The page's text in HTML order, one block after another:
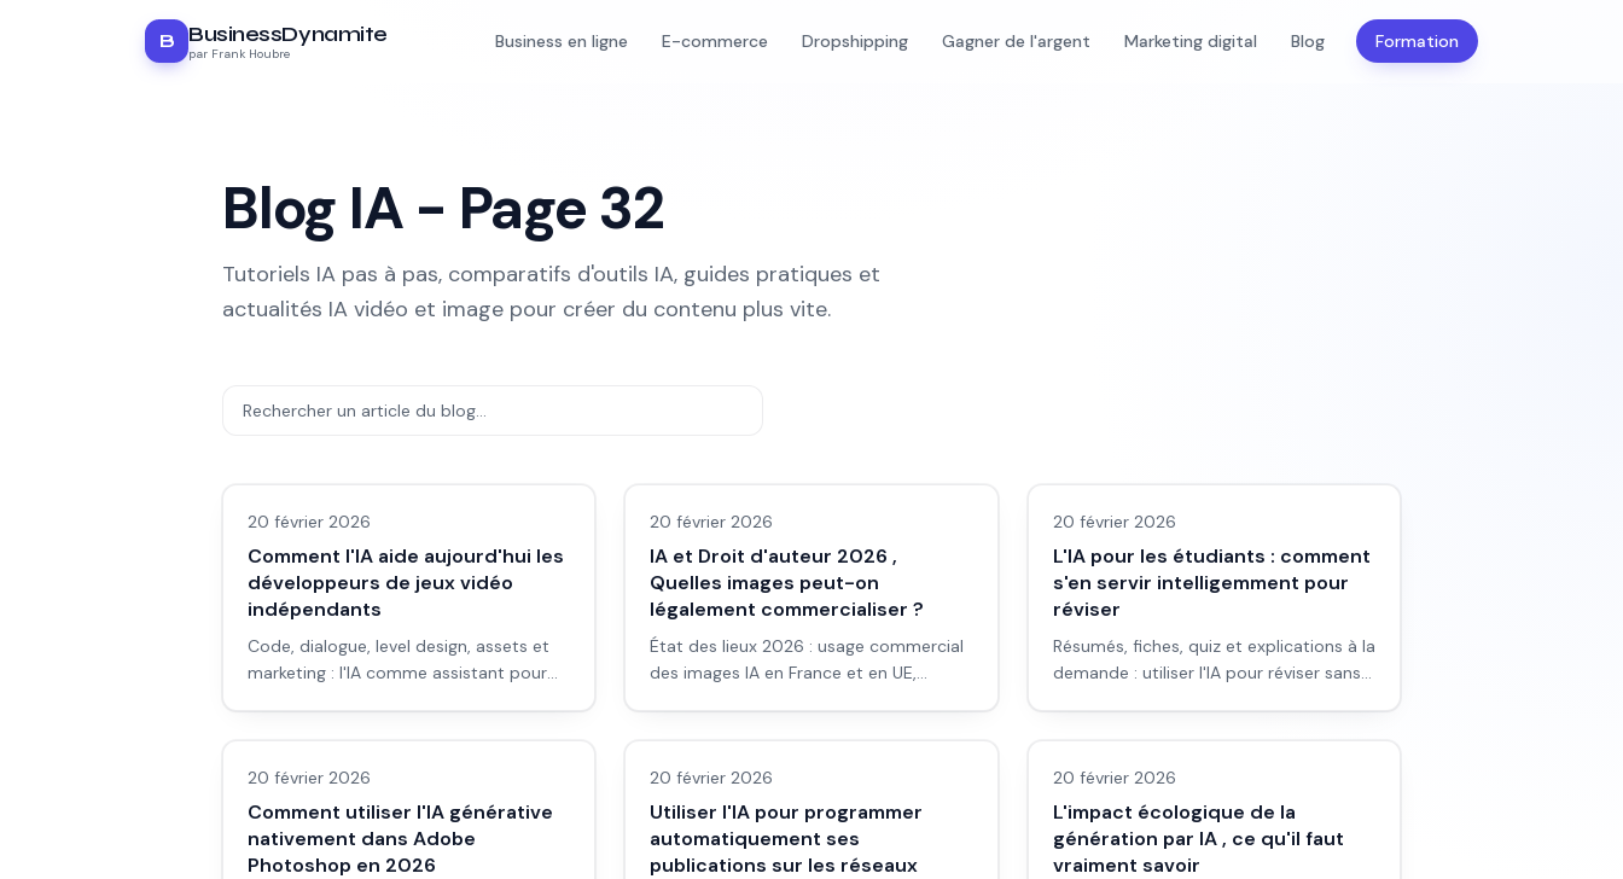
B BusinessDynamite
par Frank Houbre
Business en ligne E-commerce Dropshipping Gagner de l'argent Marketing digital Blog Formation
Blog IA - Page 32
Tutoriels IA pas à pas, comparatifs d'outils IA, guides pratiques et
actualités IA vidéo et image pour créer du contenu plus vite.
20 février 2026
Comment l'IA aide aujourd'hui les
développeurs de jeux vidéo
indépendants
Code, dialogue, level design, assets et
marketing : l'IA comme assistant pour
20 février 2026
IA et Droit d'auteur 2026 ,
Quelles images peut-on
légalement commercialiser ?
État des lieux 2026 : usage commercial
des images IA en France et en UE,
20 février 2026
L'IA pour les étudiants : comment
s'en servir intelligemment pour
réviser
Résumés, fiches, quiz et explications à la
demande : utiliser l'IA pour réviser sans
Images IA
20 février 2026
Comment utiliser l'IA générative
nativement dans Adobe
Photoshop en 2026
LLM & fondamentaux IA
20 février 2026
Utiliser l'IA pour programmer
automatiquement ses
publications sur les réseaux
LLM & fondamentaux IA
20 février 2026
L'impact écologique de la
génération par IA , ce qu'il faut
vraiment savoir